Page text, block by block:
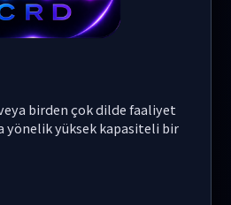
birden çok dilde faaliyet
yönelik yüksek kapasiteli bir